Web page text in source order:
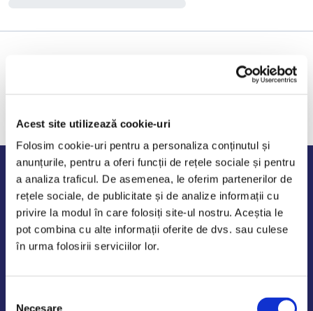
Acest site utilizează cookie-uri
Folosim cookie-uri pentru a personaliza conținutul și
anunțurile, pentru a oferi funcții de rețele sociale și pentru
a analiza traficul. De asemenea, le oferim partenerilor de
rețele sociale, de publicitate și de analize informații cu
privire la modul în care folosiți site-ul nostru. Aceștia le
pot combina cu alte informații oferite de dvs. sau culese
în urma folosirii serviciilor lor.
Necesare
Program de lucru
Luni - Vineri: 09:00-18:00
Sambata - Duminica: 10:00-14:00